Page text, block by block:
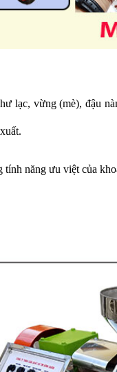
lạc, vừng (mè), đậu
năng ưu việt của